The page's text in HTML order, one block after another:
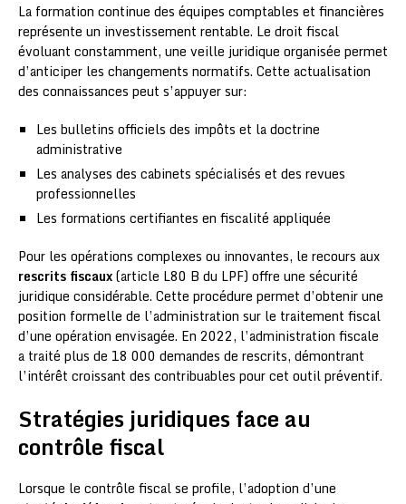
La formation continue des équipes comptables et financières
représente un investissement rentable. Le droit fiscal
évoluant constamment, une veille juridique organisée permet
d’anticiper les changements normatifs. Cette actualisation
des connaissances peut s’appuyer sur:
Les bulletins officiels des impôts et la doctrine
administrative
Les analyses des cabinets spécialisés et des revues
professionnelles
Les formations certifiantes en fiscalité appliquée
Pour les opérations complexes ou innovantes, le recours aux
rescrits fiscaux(article L80 B du LPF) offre une sécurité
juridique considérable. Cette procédure permet d’obtenir une
position formelle de l’administration sur le traitement fiscal
d’une opération envisagée. En 2022, l’administration fiscale
a traité plus de 18 000 demandes de rescrits, démontrant
l’intérêt croissant des contribuables pour cet outil préventif.
Stratégies juridiques face au
contrôle fiscal
Lorsque le contrôle fiscal se profile, l’adoption d’une